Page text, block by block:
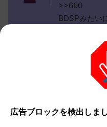
>>660
BDSPみたい
広告ブロックを検出しまし